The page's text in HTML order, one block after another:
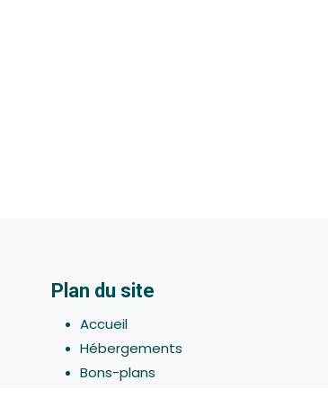
Plan du site
Accueil
Hébergements
Bons-plans